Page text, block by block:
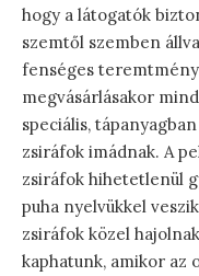
hogy a látogatók
szemtől szemben
fenséges
megvásárlásakor
speciális,
zsiráfok imádnak. A
zsiráfok hihetetlenül
puha nyelvükkel
zsiráfok közel
kaphatunk, amikor az